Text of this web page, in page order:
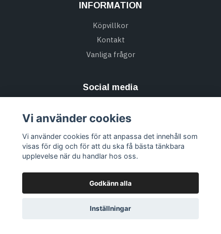
INFORMATION
Köpvillkor
Kontakt
Vanliga frågor
Social media
Missa inte alla nyheter & Prenumerera på vårt
nyhetsbrev
Vi använder cookies
Vi använder cookies för att anpassa det innehåll som
visas för dig och för att du ska få bästa tänkbara
upplevelse när du handlar hos oss.
Godkänn alla
Inställningar